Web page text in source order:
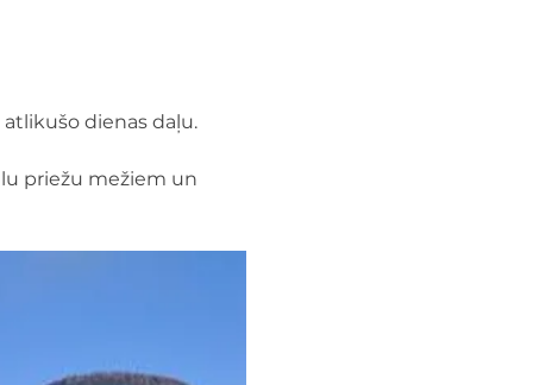
dienas daļu.
priežu mežiem un